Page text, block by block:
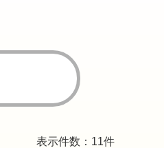
表示件数：11件